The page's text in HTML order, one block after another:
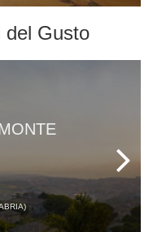
del Gusto